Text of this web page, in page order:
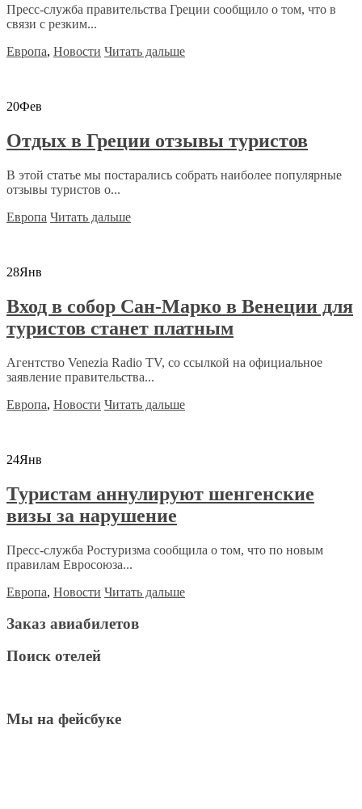
Пресс-служба правительства Греции сообщило о том, что в
связи с резким...
Европа, Новости Читать дальше
20Фев
Отдых в Греции отзывы туристов
В этой статье мы постарались собрать наиболее популярные
отзывы туристов о...
Европа Читать дальше
28Янв
Вход в собор Сан-Марко в Венеции для
туристов станет платным
Агентство Venezia Radio TV, со ссылкой на официальное
заявление правительства...
Европа, Новости Читать дальше
24Янв
Туристам аннулируют шенгенские
визы за нарушение
Пресс-служба Ростуризма сообщила о том, что по новым
правилам Евросоюза...
Европа, Новости Читать дальше
Заказ авиабилетов
Поиск отелей
Мы на фейсбуке